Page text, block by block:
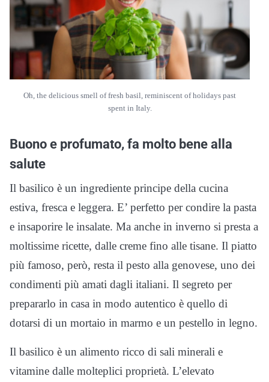
Oh, the delicious smell of fresh basil, reminiscent of holidays past
spent in Italy.
Buono e profumato, fa molto bene alla
salute
Il basilico è un ingrediente principe della cucina
estiva, fresca e leggera. E’ perfetto per condire la pasta
e insaporire le insalate. Ma anche in inverno si presta a
moltissime ricette, dalle creme fino alle tisane. Il piatto
più famoso, però, resta il pesto alla genovese, uno dei
condimenti più amati dagli italiani. Il segreto per
prepararlo in casa in modo autentico è quello di
dotarsi di un mortaio in marmo e un pestello in legno.
Il basilico è un alimento ricco di sali minerali e
vitamine dalle molteplici proprietà. L’elevato